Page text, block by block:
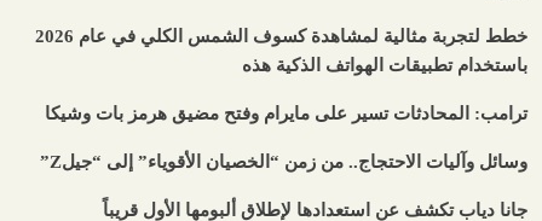
خطط لتجربة مثالية لمشاهدة كسوف الشمس الكلي في عام 2026
باستخدام تطبيقات الهواتف الذكية هذه
ترامب: المحادثات تسير على مايرام وفتح مضيق هرمز بات وشيكا
وسائل وآليات الاحتجاج.. من زمن “الخصيان الأقوياء” إلى “جيلZ”
جانا دياب تكشف عن استعدادها لإطلاق ألبومها الأول قريباً